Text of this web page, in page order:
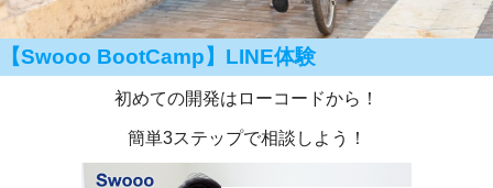
【Swooo BootCamp】LINE体験
初めての開発はローコードから！
簡単3ステップで相談しよう！